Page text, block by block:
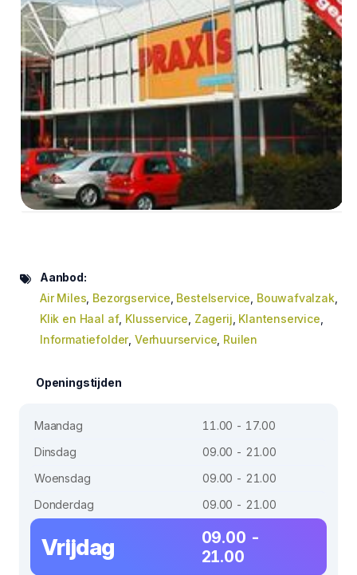
Aanbod:
Air Miles Bezorgservice Bestelservice Bouwafvalzak,
Klik en Haal af, Klusservice Zagerij Klantenservice
Informatiefolder, Verhuurservice Ruilen
Openingstijden
Maandag
11.00 - 17.00
Dinsdag
09.00 - 21.00
Woensdag
09.00 - 21.00
Donderdag
09.00 - 21.00
Vrijdag
09.00 -
21.00